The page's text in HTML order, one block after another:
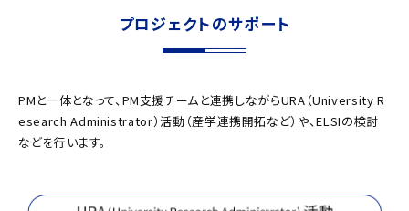
プロジェクトのサポート
PMと一体となって、PM支援チームと連携しながらURA（University R
esearch Administrator）活動（産学連携開拓など）や、ELSIの検討
などを行います。